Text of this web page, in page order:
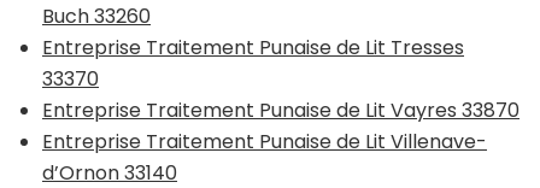
Buch 33260
Entreprise Traitement Punaise de Lit Tresses
33370
Entreprise Traitement Punaise de Lit Vayres 33870
Entreprise Traitement Punaise de Lit Villenave-
d’Ornon 33140